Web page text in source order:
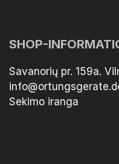
SHOP-
Savanorių pr. 159a.
Sekimo iranga